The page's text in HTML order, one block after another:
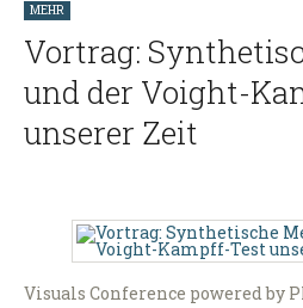
MEHR
Vortrag:
und der Voight-
unserer Zeit
Visuals Conference powered by